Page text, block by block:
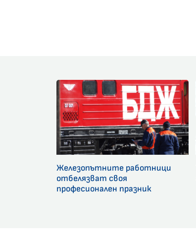
Железопътните работници
отбелязват своя
професионален празник